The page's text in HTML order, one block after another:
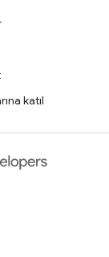
katıl